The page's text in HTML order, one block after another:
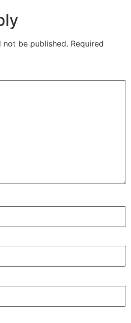
not be published. Required